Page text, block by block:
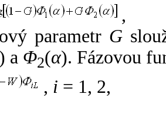
,
parametr G
a Φ2(α). Fázovou
, i = 1, 2,